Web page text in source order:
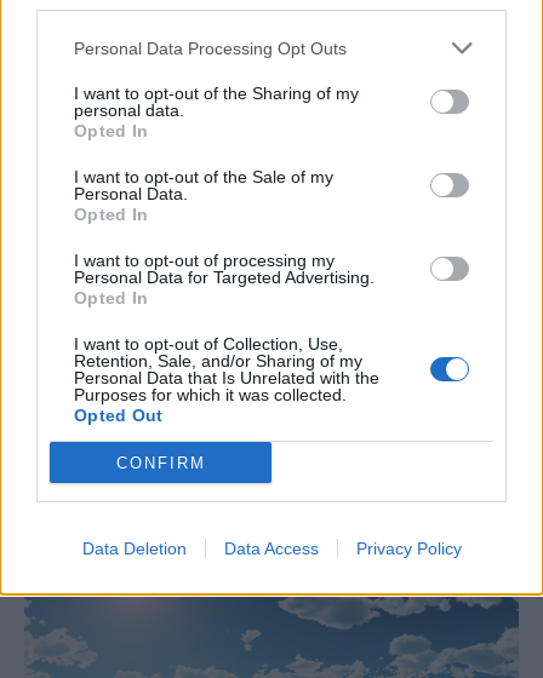
Personal Data Processing Opt Outs
I want to opt-out of the Sharing of my
personal data.
Opted In
I want to opt-out of the Sale of my
Personal Data.
Opted In
I want to opt-out of processing my
Personal Data for Targeted Advertising.
Opted In
I want to opt-out of Collection, Use,
Retention, Sale, and/or Sharing of my
Personal Data that Is Unrelated with the
Purposes for which it was collected.
Opted Out
CONFIRM
Data Deletion Data Access Privacy Policy
επιβλαβή μικρόβια.
πισίνας
Κάντε πάντοτε ντους πριν και μετά το
κολύμπι
Μην κολυμπάτε με ανοιχτές πληγές ή
πρόσφατες μολύνσεις
Μην επιτρέπετε σε παιδιά με διάρροια να
εισέρχονται στην πισίνα
Ελέγξτε τα επίπεδα χλωρίου και pH εάν
υπάρχουν διαθέσιμα σχετικά κιτ δοκιμών
Φοράτε γυαλιά κολύμβησης και
ωτοασπίδες εάν είστε επιρρεπείς σε